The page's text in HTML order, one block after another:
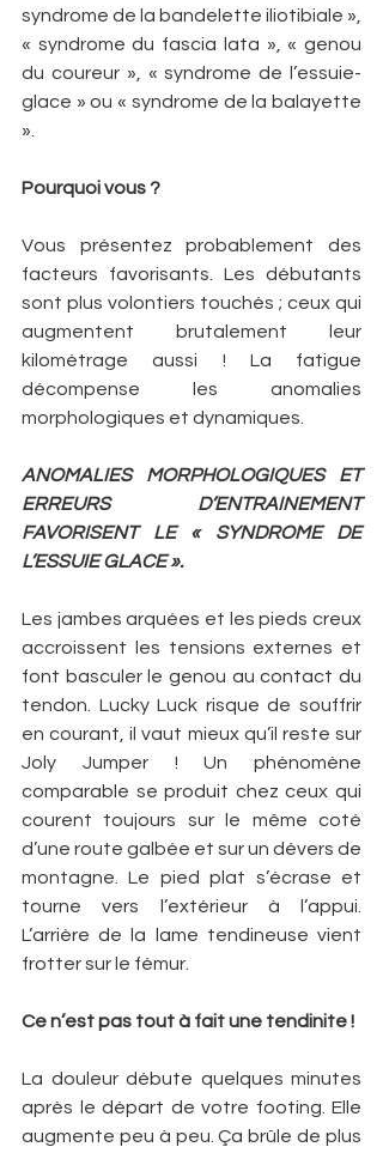
syndrome de la bandelette iliotibiale »,
« syndrome du fascia lata », « genou
du coureur », « syndrome de l’essuie-
glace » ou « syndrome de la balayette
».
Pourquoi vous ?
Vous présentez probablement des
facteurs favorisants. Les débutants
sont plus volontiers touchés ; ceux qui
augmentent brutalement leur
kilométrage aussi ! La fatigue
décompense les anomalies
morphologiques et dynamiques.
ANOMALIES MORPHOLOGIQUES ET
ERREURS D’ENTRAINEMENT
FAVORISENT LE « SYNDROME DE
L’ESSUIE GLACE ».
Les jambes arquées et les pieds creux
accroissent les tensions externes et
font basculer le genou au contact du
tendon. Lucky Luck risque de souffrir
en courant, il vaut mieux qu’il reste sur
Joly Jumper ! Un phénomène
comparable se produit chez ceux qui
courent toujours sur le même coté
d’une route galbée et sur un dévers de
montagne. Le pied plat s’écrase et
tourne vers l’extérieur à l’appui.
L’arrière de la lame tendineuse vient
frotter sur le fémur.
Ce n’est pas tout à fait une tendinite !
La douleur débute quelques minutes
après le départ de votre footing. Elle
augmente peu à peu. Ça brûle de plus